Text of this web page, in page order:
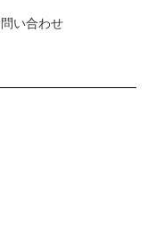
い合わせ